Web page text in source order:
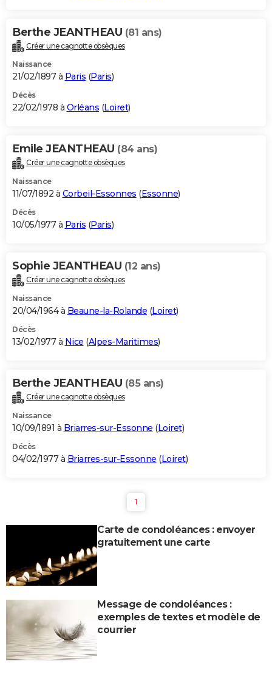
Berthe JEANTHEAU (81 ans)
Créer une cagnotte obsèques
Naissance
21/02/1897 à Paris (Paris)
Décès
22/02/1978 à Orléans (Loiret)
Emile JEANTHEAU (84 ans)
Créer une cagnotte obsèques
Naissance
11/07/1892 à Corbeil-Essonnes (Essonne)
Décès
10/05/1977 à Paris (Paris)
Sophie JEANTHEAU (12 ans)
Créer une cagnotte obsèques
Naissance
20/04/1964 à Beaune-la-Rolande (Loiret)
Décès
13/02/1977 à Nice (Alpes-Maritimes)
Berthe JEANTHEAU (85 ans)
Créer une cagnotte obsèques
Naissance
10/09/1891 à Briarres-sur-Essonne (Loiret)
Décès
04/02/1977 à Briarres-sur-Essonne (Loiret)
1
Carte de condoléances : envoyer
gratuitement une carte
Message de condoléances :
exemples de textes et modèle de
courrier